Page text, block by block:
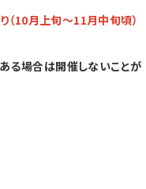
（10月上旬～11月中旬頃）
る場合は開催しないことが